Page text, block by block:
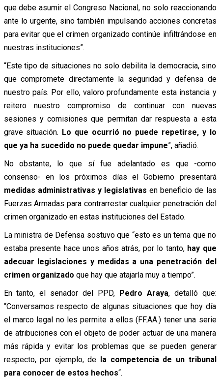
que debe asumir el Congreso Nacional, no solo reaccionando
ante lo urgente, sino también impulsando acciones concretas
para evitar que el crimen organizado continúe infiltrándose en
nuestras instituciones”.
“Este tipo de situaciones no solo debilita la democracia, sino
que compromete directamente la seguridad y defensa de
nuestro país. Por ello, valoro profundamente esta instancia y
reitero nuestro compromiso de continuar con nuevas
sesiones y comisiones que permitan dar respuesta a esta
grave situación. Lo que ocurrió no puede repetirse, y lo
que ya ha sucedido no puede quedar impune”, añadió.
No obstante, lo que sí fue adelantado es que -como
consenso- en los próximos días el Gobierno presentará
medidas administrativas y legislativas en beneficio de las
Fuerzas Armadas para contrarrestar cualquier penetración del
crimen organizado en estas instituciones del Estado.
La ministra de Defensa sostuvo que “esto es un tema que no
estaba presente hace unos años atrás, por lo tanto, hay que
adecuar legislaciones y medidas a una penetración del
crimen organizado que hay que atajarla muy a tiempo”.
En tanto, el senador del PPD, Pedro Araya, detalló que:
“Conversamos respecto de algunas situaciones que hoy día
el marco legal no les permite a ellos (FF.AA.) tener una serie
de atribuciones con el objeto de poder actuar de una manera
más rápida y evitar los problemas que se pueden generar
respecto, por ejemplo, de la competencia de un tribunal
para conocer de estos hechos“.